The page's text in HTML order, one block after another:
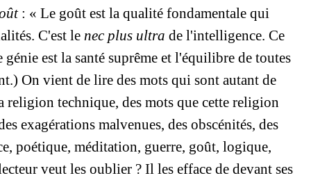
: « Le goût est la qualité fondamentale qui
C'est le nec plus ultra de l'intelligence. Ce
est la santé suprême et l'équilibre de toutes
On vient de lire des mots qui sont autant de
religion technique, des mots que cette religion
exagérations malvenues, des obscénités, des
poétique, méditation, guerre, goût, logique,
veut les oublier ? Il les efface de devant ses